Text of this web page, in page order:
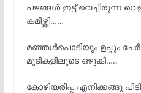
പഴങ്ങൾ ഇട്ട് വെച്ചിരുന്ന
കമിഴ്ത്തി……
മഞ്ഞൾപൊടിയും ഉപ്പും
മുടികളിലൂടെ ഒഴുകി…..
കോഴിയരിപ്പ എനിക്കങ്ങു